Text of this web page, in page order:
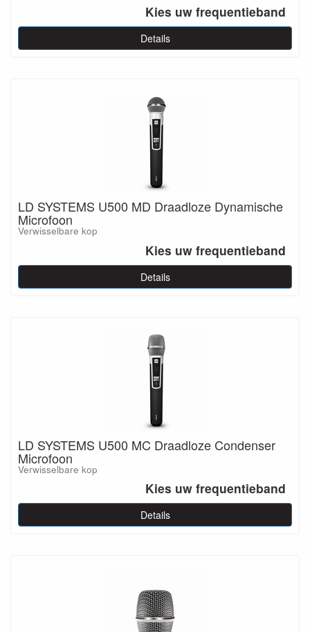
Kies uw frequentieband
Details
LD SYSTEMS U500 MD Draadloze Dynamische
Microfoon
Verwisselbare kop
Kies uw frequentieband
Details
LD SYSTEMS U500 MC Draadloze Condenser
Microfoon
Verwisselbare kop
Kies uw frequentieband
Details